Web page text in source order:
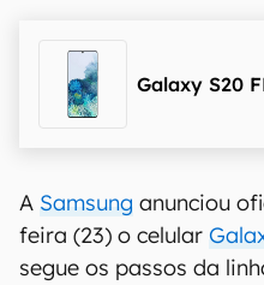
Galaxy S20
A Samsung anunciou
feira (23) o celular
segue os passos da